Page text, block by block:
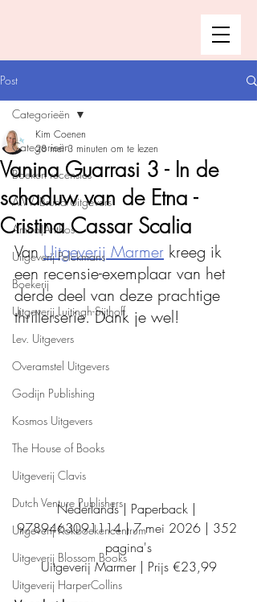
Post
Categorieën
Boeken recensies
A.W. Bruna Uitgevers
Ambo|Anthos
Uitgeverij Pelckmans
Boekerij
Uitgeverij Luitingh-Sijthoff
Lev. Uitgevers
Overamstel Uitgevers
Godijn Publishing
Kosmos Uitgevers
The House of Books
Uitgeverij Clavis
Dutch Venture Publishers
Uitgeverij Kokboekencentrum
Uitgeverij Blossom Books
Uitgeverij HarperCollins
Categorieën
Vanina Guarrasi 3 - In de
schaduw van de Etna -
Cristina Cassar Scalia
Kim Coenen
28 mei 3 minuten om te lezen
Van Uitgeverij Marmer kreeg ik
een recensie-exemplaar van het
derde deel van deze prachtige
thrillerserie. Dank je wel!
Nederlands | Paperback |
9789463091114 | 7 mei 2026 | 352
pagina's
Uitgeverij Marmer | Prijs €23,99